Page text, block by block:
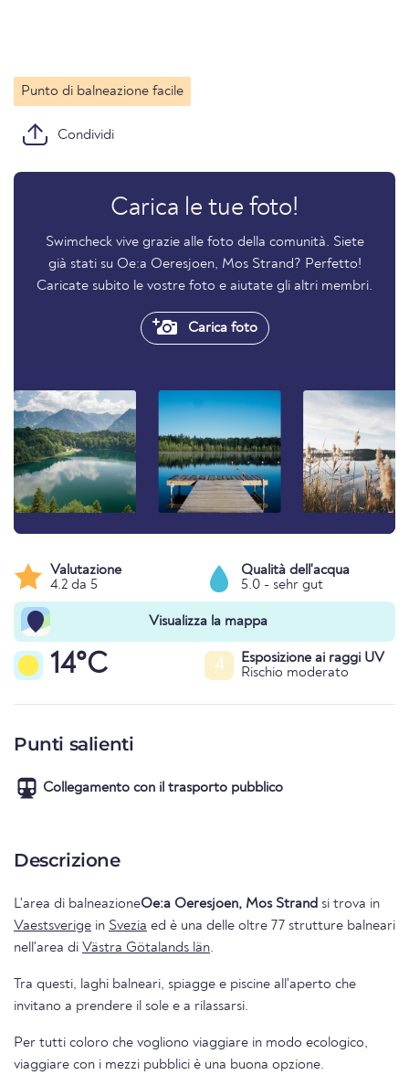
Punto di balneazione facile
Condividi
Carica le tue foto!
Swimcheck vive grazie alle foto della comunità. Siete
già stati su Oe:a Oeresjoen, Mos Strand? Perfetto!
Caricate subito le vostre foto e aiutate gli altri membri.
Carica foto
Valutazione
4.2 da 5
Qualità dell'acqua
5.0 - sehr gut
Visualizza la mappa
14°C 4
Esposizione ai raggi UV
Rischio moderato
Punti salienti
Collegamento con il trasporto pubblico
Descrizione
L'area di balneazioneOe:a Oeresjoen, Mos Strand si trova in
Vaestsverige in Svezia ed è una delle oltre 77 strutture balneari
nell'area di Västra Götalands län.
Tra questi, laghi balneari, spiagge e piscine all'aperto che
invitano a prendere il sole e a rilassarsi.
Per tutti coloro che vogliono viaggiare in modo ecologico,
viaggiare con i mezzi pubblici è una buona opzione.